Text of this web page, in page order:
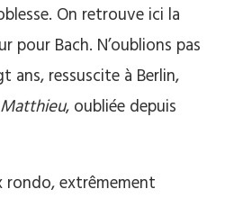
On retrouve ici la
pour Bach. N’oublions pas
ans, ressuscite à Berlin,
, oubliée depuis
extrêmement